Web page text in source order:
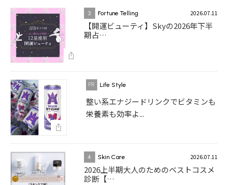
3 Fortune Telling 2026.07.11
【開運ビューティ】Skyの2026年下半
期占…
Life Style
整い系エナジードリンクでビタミンも
栄養素も効率よ...
4 Skin Care 2026.07.11
2026上半期大人のためのベストコスメ
診断【…